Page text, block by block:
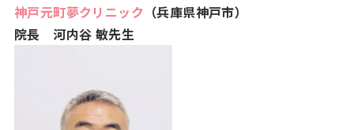
神戸元町夢クリニック （兵庫県神戸市）
院長 河内谷 敏先生